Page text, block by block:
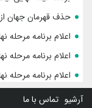
حذف قهرمان جهان از
اعلام برنامه مرحله
اعلام برنامه مرحله
اعلام برنامه مرحله
آرشیو تماس با ما